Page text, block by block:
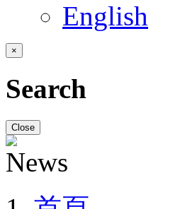
English
×
Search
Close